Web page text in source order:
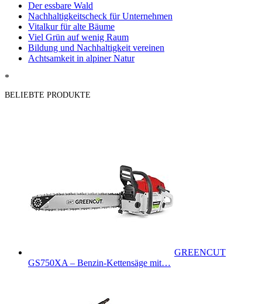
Der essbare Wald
Nachhaltigkeitscheck für Unternehmen
Vitalkur für alte Bäume
Viel Grün auf wenig Raum
Bildung und Nachhaltigkeit vereinen
Achtsamkeit in alpiner Natur
*
BELIEBTE PRODUKTE
GREENCUT
GS750XA – Benzin-Kettensäge mit…